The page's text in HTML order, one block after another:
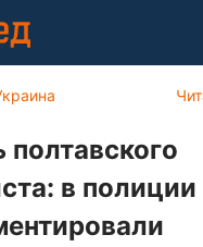
полтавского
в полиции